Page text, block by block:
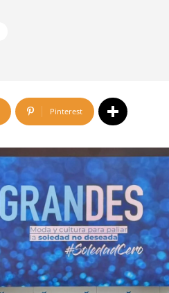
Pinterest